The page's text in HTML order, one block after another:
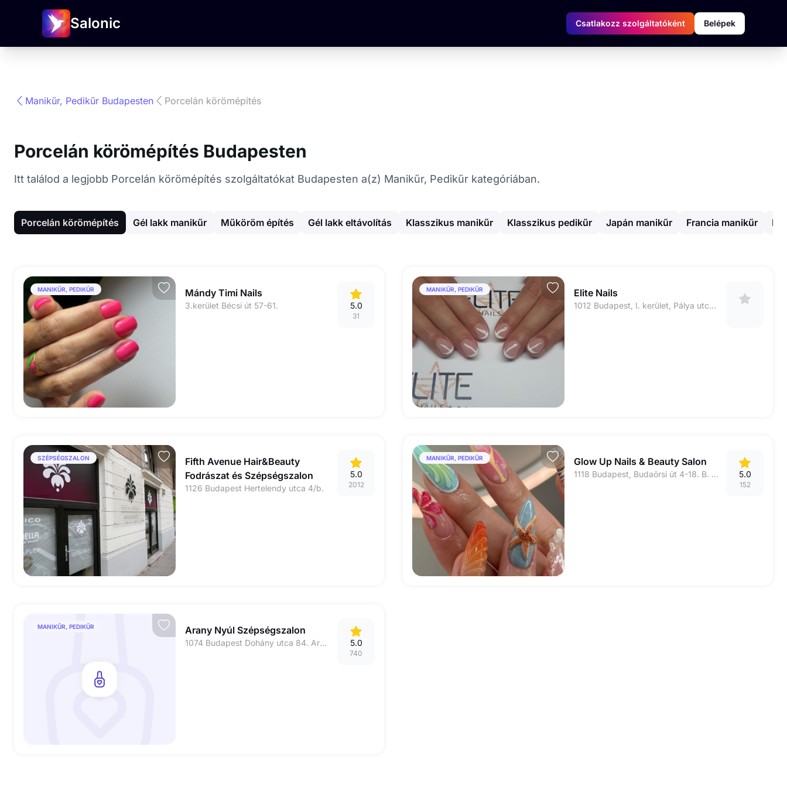
Salonic Csatlakozz szolgáltatóként Belépek
Manikűr, Pedikűr Budapesten Porcelán körömépítés
Porcelán körömépítés Budapesten
Itt találod a legjobb Porcelán körömépítés szolgáltatókat Budapesten a(z) Manikűr, Pedikűr kategóriában.
Porcelán körömépítés Gél lakk manikűr Műköröm építés Gél lakk eltávolítás Klasszikus manikűr Klasszikus pedikűr Japán manikűr Francia manikűr
MANIKŰR, PEDIKŰR Mándy Timi Nails
3.kerület Bécsi út 57-61. 5.0
31
MANIKŰR, PEDIKŰR Elite Nails
1012 Budapest, I. kerület, Pálya utca 17.
SZÉPSÉGSZALON
Fifth Avenue Hair&Beauty
Fodrászat és Szépségszalon
1126 Budapest Hertelendy utca 4/b.
5.0
2012
MANIKŰR, PEDIKŰR Glow Up Nails & Beauty Salon
1118 Budapest, Budaörsi út 4-18. B. ép. BAH- csomópont, a buszmegálló mögött 5.0
152
MANIKŰR, PEDIKŰR Arany Nyúl Szépségszalon
1074 Budapest Dohány utca 84. Arany Nyúl szépségszalon 5.0
740